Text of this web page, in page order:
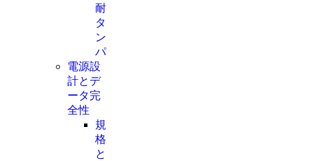
耐
タ
ン
パ
電源設
計とデ
ータ完
全性
規
格
と